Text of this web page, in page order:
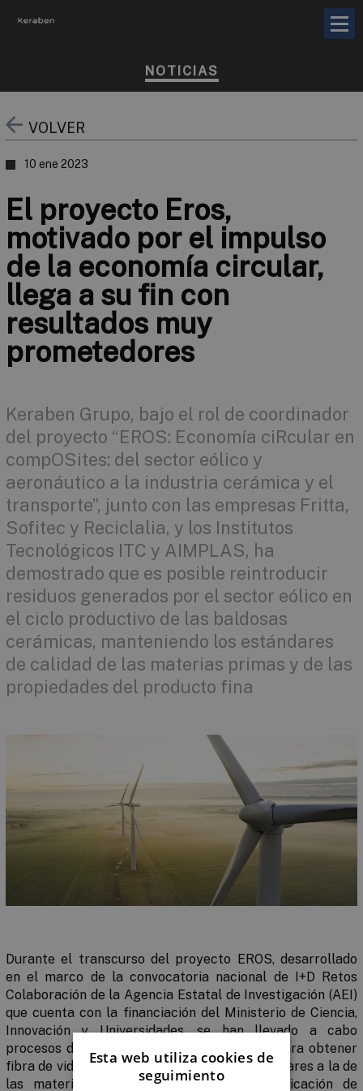
NOTICIAS
VOLVER
10 ene 2023
El proyecto Eros,
motivado por el impulso
de la economía circular,
llega a su fin con
resultados muy
prometedores
Keraben Grupo, bajo el rol de coordinador
del proyecto “EROS: Economía ciRcular en
compOSites: del sector eólico y
aeronáutico a la industria cerámica y el
transporte”, junto con las empresas Fritta,
Sofitec y Reciclalia, y los Institutos
Tecnológicos ITC y AIMPLAS, ha
demostrado que es posible reintroducir
residuos generados por el sector eólico en
el ciclo productivo de las baldosas
cerámicas, manteniendo los estándares
de calidad de las materias primas y de las
propiedades del producto fina
Durante el transcurso del proyecto EROS, desarrollado
en el marco de la convocatoria nacional de I+D Retos
Colaboración de la Agencia Estatal de Investigación (AEI)
que cuenta con la financiación del Ministerio de Ciencia,
Innovación y Universidades, se han llevado a cabo
procesos de reciclado mecánico y químico para obtener
fibra de vidrio reciclada con propiedades similares a la de
las materias primas utilizadas en la fabricación de
Esta web utiliza cookies de
seguimiento